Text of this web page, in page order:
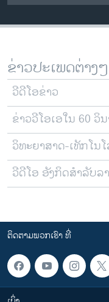
ຂ່າວປະເພດຕ່າງໆ
ວີດີໂອຂ່າວ
ຂ່າວວີໂອເອໃນ 60 ວິ
ວິທະຍາສາດ-ເທັກໂນ
ວີດີໂອ ອັງກິດສຳລັບລ
ຕິດຕາມພວກເຮົາ ທີ່